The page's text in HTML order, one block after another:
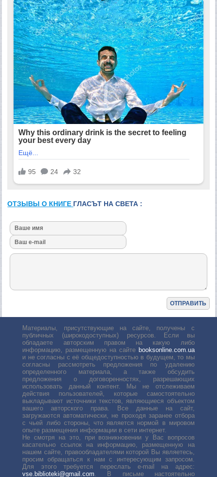
ОТЗЫВЫ О КНИГЕ ГЛАСЪТ НА СВЕТА :
Материалы, присутствующие на сайте, получены с
публичных (широкодоступных) ресурсов. Если вы
обладаете авторским правом на какую либо
информацию, размещенную на сайте booksonline.com.ua
и не согласны с её общедоступностью в будущем, то мы
согласны рассмотреть предложения по удалению
определенного материала, а также обсудить
предложения о договоренностях, разрешающих
использовать данный контент. Мы не отслеживаем
действия пользователей, которые самостоятельно
выкладывают источники текстов, являющиеся объектом
вашего авторского права. Все данные на сайт,
загружаются автоматически, не проходя заранее отбора
с чьей либо стороны, что является нормой в мировом
опыте размещения информации в сети интернет.
Не смотря на это, при возникновении у Вас вопросов
касательно ссылок на информацию, размещенную на
нашем сайте, правообладателями которой Вы являетесь,
просим обращаться к нам с интересующим запросом.
Для этого требуется переслать е-mail на адрес:
vse.biblioteki@gmail.com. В письме настоятельно